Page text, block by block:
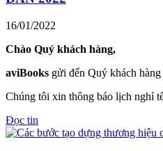
16/01/2022
Chào Quý khách hàng,
aviBooks gửi đến Quý khách
Chúng tôi xin thông báo lịch nghỉ
Đọc tin